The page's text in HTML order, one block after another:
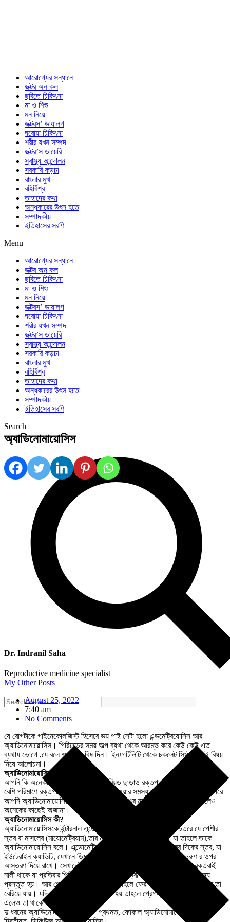
আরোগ্যের সন্ধানে
ডক্টর অন কল
ছবিতে চিকিৎসা
মা ও শিশু
মন নিয়ে
ডক্টরস’ ডায়ালগ
ঘরোয়া চিকিৎসা
শরীর যখন সম্পদ
ডক্টর’স ডায়েরি
স্বাস্থ্য আন্দোলন
সরকারি কড়চা
বাংলার মুখ
বহির্বিশ্ব
তাহাদের কথা
অন্ধকারের উৎস হতে
সম্পাদকীয়
ইতিহাসের সরণি
Menu
আরোগ্যের সন্ধানে
ডক্টর অন কল
ছবিতে চিকিৎসা
মা ও শিশু
মন নিয়ে
ডক্টরস’ ডায়ালগ
ঘরোয়া চিকিৎসা
শরীর যখন সম্পদ
ডক্টর’স ডায়েরি
স্বাস্থ্য আন্দোলন
সরকারি কড়চা
বাংলার মুখ
বহির্বিশ্ব
তাহাদের কথা
অন্ধকারের উৎস হতে
সম্পাদকীয়
ইতিহাসের সরণি
Search
অ্যাডিনোমায়োসিস
Dr. Indranil Saha
Reproductive medicine specialist
My Other Posts
August 25, 2022
7:40 am
No Comments
যে রোগটাকে গাইনেকোলজিস্ট হিসেবে ভয় পাই সেটা হলো এন্ডমেট্রিয়োসিস আর
অ্যাডিনোমায়োসিস। পিরিয়ডের সময় অল্প ব্যথা থেকে আরম্ভ করে কেউ কেউ এত
ব্যথায ভোগে ,যে বলে ওষুধ নয় বিষ দিন। ইনফার্টিলিটি থেকে চকলেট সিস্ট। সেই বিষয়
নিয়ে আলোচনা।
অ্যাডিনোমায়োসিস
আপনি কি অনেকদিন ধরে পিরিয়ড চলা, পিরিয়ড ছাড়াও রক্তপাত, পিরিয়ডের সময় খুব
বেশি পরিমাণে রক্তপাত কিংবা প্রেগন্যান্ট না হওয়ার সমস্যায় ভুগছেন? তাহলে হতে পারে
আপনি অ্যাডিনোমায়োসিসে আক্রান্ত। এই অসুখের নাম কারও কারও জানা থাকলেও
অনেকের কাছেই অজানা।
অ্যাডিনোমায়োসিস কী?
অ্যাডিনোমায়োসিসকে ইন্টারনাল এন্ডোমেট্রিওসিসও বলা হয়। জরায়ুর ভিতরে যে পেশীর
স্তর বা মাসলের (মায়োমেট্রিয়াম),তার মধ্যে যদি এন্ডমেট্রিয়াম দেখা যা তাহলে তাকে
অ্যাডিনোমায়োসিস বলে। এন্ডোমেট্রিয়াম হল জরায়ুর একেবারে ভিতরের দিকের স্তর, যা
ইউটেরাইন ক্যাভিটি, যেখানে ডিম্বাণু ও শুক্রাণুর মিলনের পর তৈরি হওয়া ভ্রূণ র ওপর
আস্তরণ দিয়ে রাখে। সেখানেই ভ্রূণ বেড়ে উঠতে থাকে। এই স্তরে প্রচুর রক্তবাহী
নালী থাকে যা প্রতিবার পিরিয়ডের পর পরবর্তীকালে ভ্রূণ প্রতিস্থাপিত হওয়ার জন্য
প্রস্তুত হয়। আর প্রেগন্যান্সি যদি না আসে তাহলে ফের পিরিয়ডের রক্তের মাধ্যমে তা
বেরিয়ে যায়। যদি এই স্তরে কোনও সমস্যা হয় তাহলে প্রেগন্যান্সি আসেই না কিংবা
এলেও তা থাকে না।
দু ধরনের অ্যাডিনোমায়োসিস আছে। প্রথমত, ফোকাল অ্যাডিনোমায়োসিস আর